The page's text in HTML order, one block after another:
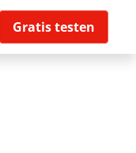
Gratis testen